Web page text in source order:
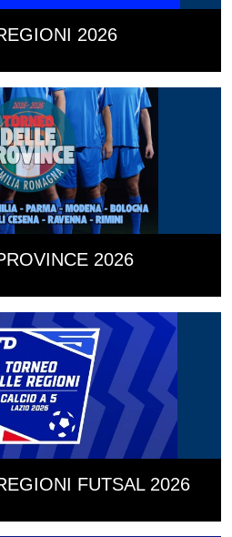
2026
2026
FUTSAL 2026